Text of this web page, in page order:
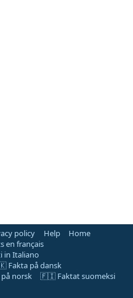
policy Help
Home
en français
Italiano
Fakta på dansk
norsk
🇫🇮 Faktat suomeksi